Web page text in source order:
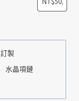
製
水晶項鏈